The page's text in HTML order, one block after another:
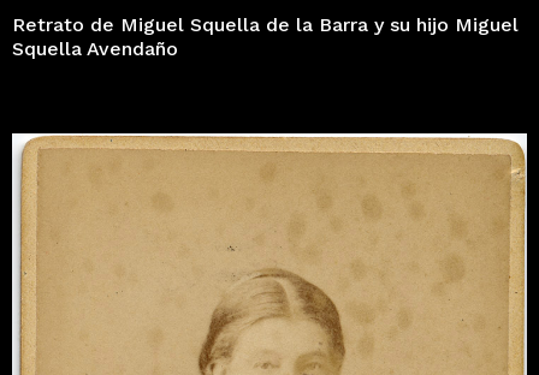
Retrato de Miguel Squella de la Barra y su hijo Miguel
Squella Avendaño